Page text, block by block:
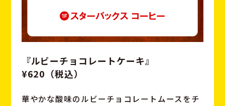
『ルビーチョコレートケーキ』
¥620（税込）
華やかな酸味のルビーチョコレートムースをチ